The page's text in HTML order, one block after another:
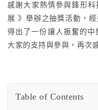
免費試用
感謝大家熱情參與鋒形
展 》舉辦之抽獎活動，
得出了一份讓人振奮的
大家的支持與參與，再次
Table of Contents